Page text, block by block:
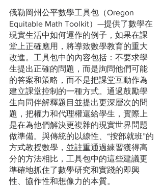
俄勒岡州公平數學工具包（Oregon
Equitable Math Toolkit）—提供了數學在
現實生活中如何運作的例子，如果在課
堂上正確應用，將導致數學教育的重大
改進。工具包中的內容包括：不要求學
生提出正確的問題，而是詢問他們可能
的答案和策略，而不是把課堂互動作為
建立課堂控制的一種方式。通過鼓勵學
生向同伴解釋題目並提出更深層次的問
題，把權力和代理權還給學生，實際上
是在為他們解決更複雜的現實世界問題
做準備。與傳統的以線性、“按部就班”的
方式教授數學，並註重通過練習獲得高
分的方法相比，工具包中的這些建議更
準確地抓住了數學研究和實踐的即興
性、協作性和想像力的本質。